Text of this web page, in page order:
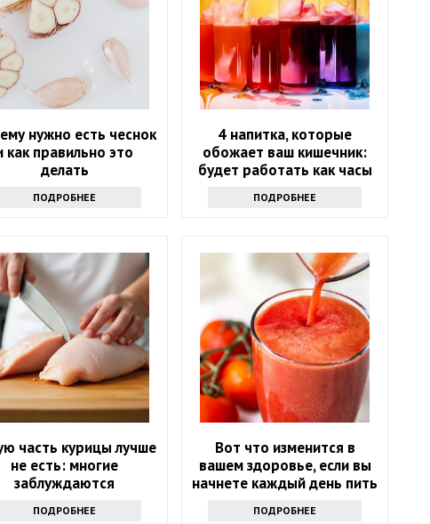
нужно есть чеснок
как правильно это
делать
ПОДРОБНЕЕ
4 напитка, которые
обожает ваш кишечник:
будет работать как часы
ПОДРОБНЕЕ
часть курицы лучше
не есть: многие
заблуждаются
ПОДРОБНЕЕ
Вот что изменится в
вашем здоровье, если вы
начнете каждый день пить
томатный сок
ПОДРОБНЕЕ